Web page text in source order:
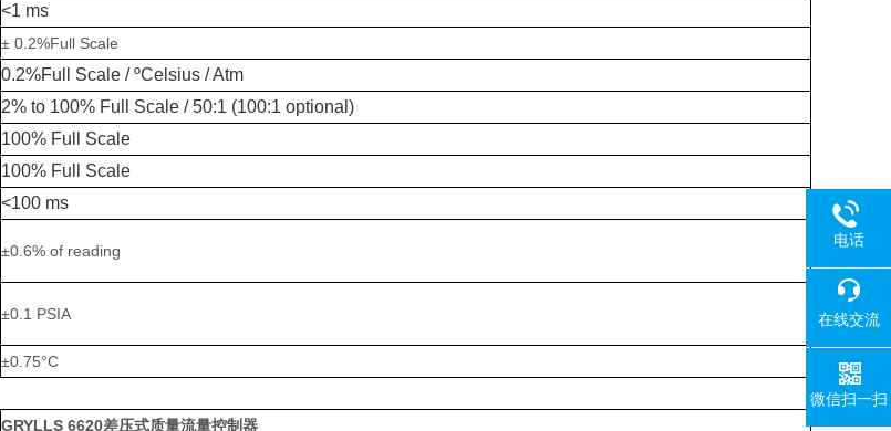
<1 ms
± 0.2%Full Scale
0.2%Full Scale / ºCelsius / Atm
2% to 100% Full Scale / 50:1 (100:1 optional)
100% Full Scale
100% Full Scale
<100 ms
±0.6% of reading
±0.1 PSIA
±0.75°C
GRYLLS 6620差压式质量流量控制器
电话
在线交流
微信扫一扫